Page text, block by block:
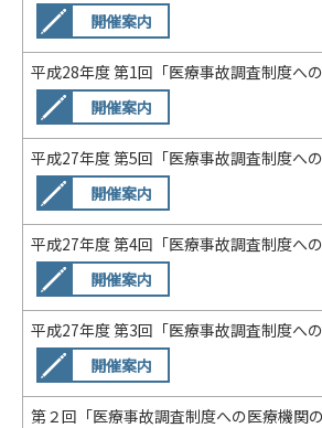
開催案内
平成28年度 第1回「医療事故調査制度へ
開催案内
平成27年度 第5回「医療事故調査制度へ
開催案内
平成27年度 第4回「医療事故調査制度
開催案内
平成27年度 第3回「医療事故調査制度
開催案内
第２回「医療事故調査制度への医療機関